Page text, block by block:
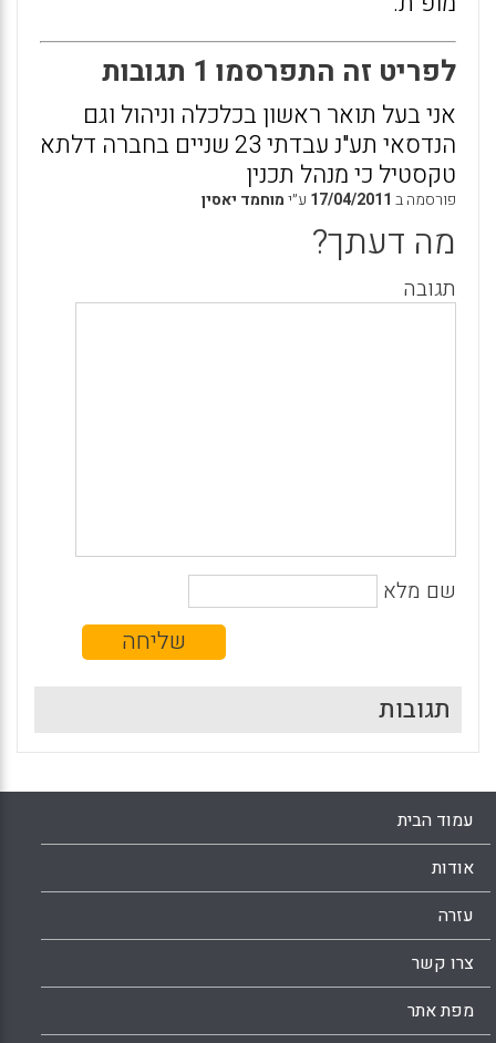
לפריט זה התפרסמו 1 תגובות
אני בעל תואר ראשון בכלכלה וניהול וגם
הנדסאי תע"נ עבדתי 23 שניים בחברה דלתא
טקסטיל כי מנהל תכנין
פורסמה ב 17/04/2011 ע״ימוחמד יאסין
מה דעתך?
תגובה
שם מלא
תגובות
עמוד הבית
אודות
עזרה
צרו קשר
מפת אתר